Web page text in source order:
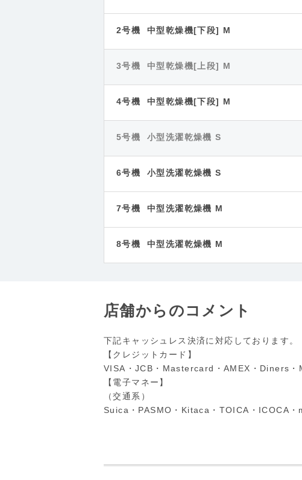
2号機 中型乾燥機[下段] M
3号機 中型乾燥機[上段] M
4号機 中型乾燥機[下段] M
5号機 小型洗濯乾燥機 S
6号機 小型洗濯乾燥機 S
7号機 中型洗濯乾燥機 M
8号機 中型洗濯乾燥機 M
店舗からのコメント
下記キャッシュレス決済に対応しております。
【クレジットカード】
VISA・JCB・Mastercard・AMEX・Diners・
【電子マネー】
（交通系）
Suica・PASMO・Kitaca・TOICA・ICOCA